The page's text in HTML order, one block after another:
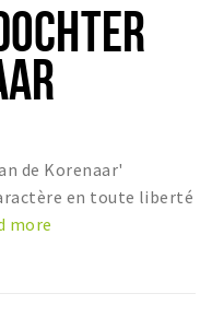
de Korenaar'
en toute liberté
more